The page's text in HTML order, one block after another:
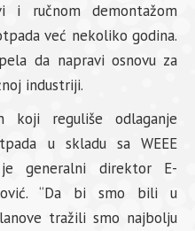
i ručnom demontažom
već nekoliko godina.
da napravi osnovu za
industriji.
reguliše odlaganje
u skladu sa WEEE
generalni direktor E-
“Da bi smo bili u
tražili smo najbolju